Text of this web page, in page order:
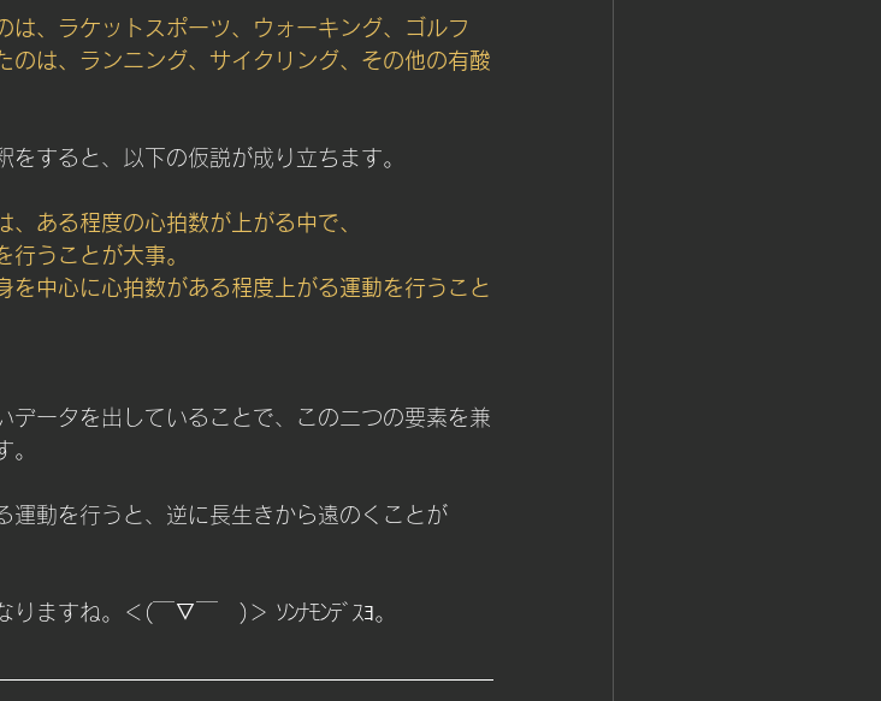
は、ラケットスポーツ、ウォーキング、ゴルフ
のは、ランニング、サイクリング、その他の有酸
すると、以下の仮説が成り立ちます。
、ある程度の心拍数が上がる中で、
行うことが大事。
を中心に心拍数がある程度上がる運動を行うこと
データを出していることで、この二つの要素を兼
。
運動を行うと、逆に長生きから遠のくことが
ますね。＜(￣▽￣　)＞ ｿﾝﾅﾓﾝﾃﾞｽﾖ。